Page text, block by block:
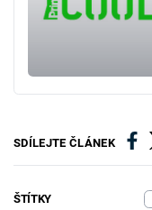
SDÍLEJTE ČLÁNEK
ŠTÍTKY